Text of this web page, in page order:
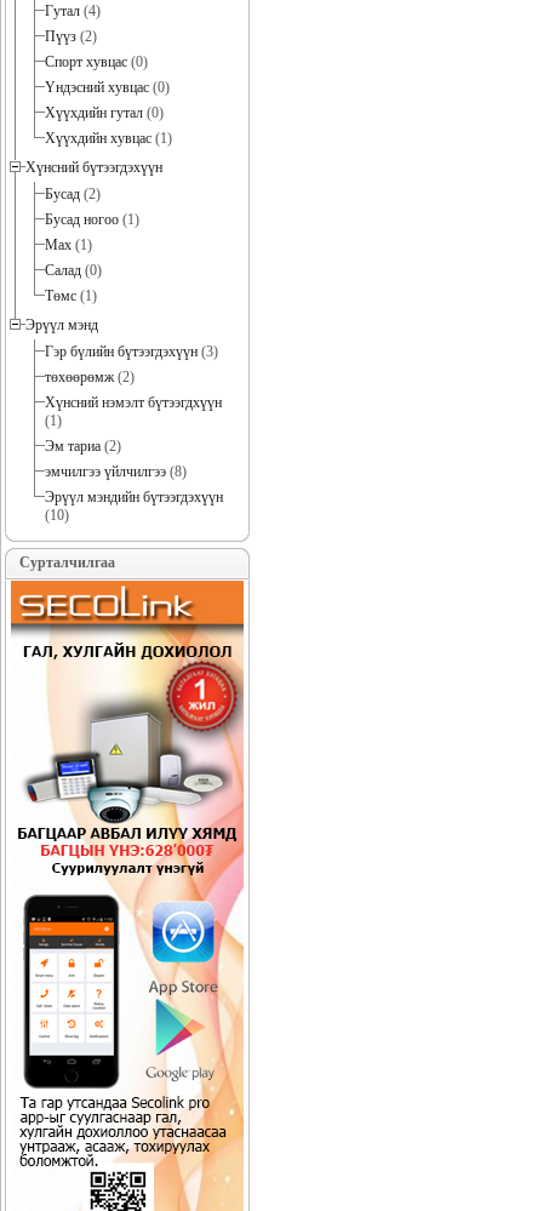
Гутал (4)
Пүүз (2)
Спорт хувцас (0)
Үндэсний хувцас (0)
Хүүхдийн гутал (0)
Хүүхдийн хувцас (1)
Хүнсний бүтээгдэхүүн
Бусад (2)
Бусад ногоо (1)
Мах (1)
Салад (0)
Төмс (1)
Эрүүл мэнд
Гэр бүлийн бүтээгдэхүүн (3)
төхөөрөмж(2)
Хүнсний нэмэлт бүтээгдхүүн
(1)
Эм тариа (2)
эмчилгээ үйлчилгээ (8)
Эрүүл мэндийн бүтээгдэхүүн
(10)
Сурталчилгаа